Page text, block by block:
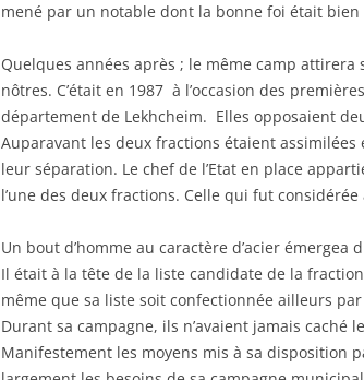
mené par un notable dont la bonne foi était bien
Quelques années après ; le même camp
nôtres. C’était en 1987 à l’occasion des
département de Lekhcheim. Elles opposaient
Auparavant les deux fractions étaient
leur séparation. Le chef de l’Etat en place
l’une des deux fractions. Celle qui fut
Un bout d’homme au caractère d’acier
Il était à la tête de la liste candidate de la
même que sa liste soit confectionnée ailleurs
Durant sa campagne, ils n’avaient jamais caché
Manifestement les moyens mis à sa disposition